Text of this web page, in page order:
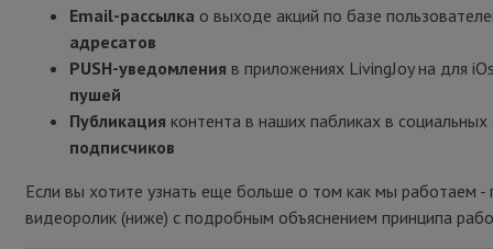
Email-рассылка о выходе акций по базе
адресатов
PUSH-уведомления в приложениях LivingJoy на для
пушей
Публикация контента в наших пабликах в социальных
подписчиков
Если вы хотите узнать еще больше о том как мы работаем -
видеоролик (ниже) с подробным объяснением принципа